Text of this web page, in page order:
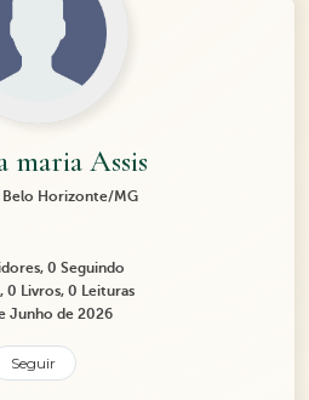
maria Assis
Belo Horizonte/MG
0 Seguindo
0 Livros, 0 Leituras
Junho de 2026
Seguir